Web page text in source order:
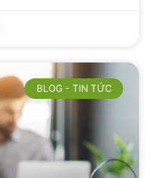
BLOG - TIN TỨC